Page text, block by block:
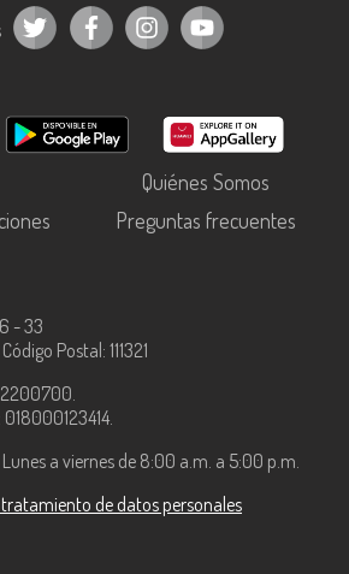
Quiénes Somos
Preguntas frecuentes
- 33
Postal: 111321
Lunes a viernes de 8:00 a.m. a 5:00 p.m.
de datos personales